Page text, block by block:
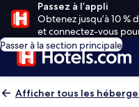
Passez à l’appli
Obtenez jusqu’à 10 %
et connectez-vous
Passer à la section principale
Afficher tous les